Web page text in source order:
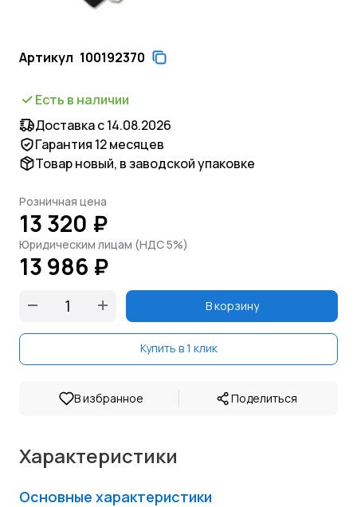
Артикул 100192370
Есть в наличии
Доставка с 14.08.2026
Гарантия 12 месяцев
Товар новый, в заводской упаковке
Розничная цена
13 320 ₽
Юридическим лицам (НДС 5%)
13 986 ₽
В корзину
Купить в 1 клик
В избранное | Поделиться
Характеристики
Основные характеристики